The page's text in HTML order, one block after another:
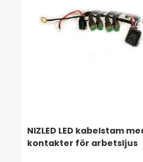
NIZLED LED kabelstam
kontakter för arbetsljus